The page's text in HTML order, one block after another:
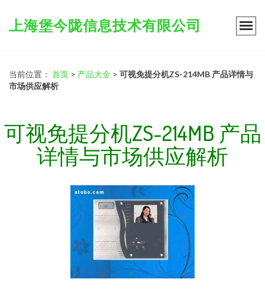
上海堡今陇信息技术有限公司
当前位置： 首页 > 产品大全 > 可视免提分机ZS-214MB 产品详情与
市场供应解析
可视免提分机ZS-214MB 产品
详情与市场供应解析